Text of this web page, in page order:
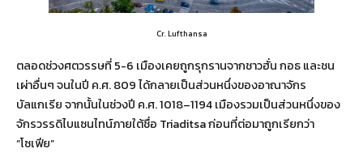
Cr. Lufthansa
ตลอดช่วงศตวรรษที่ 5-6 เมืองเคยถูกรุกรานจากชาวฮั่น กอธ และชน
เผ่าอื่นๆ จนในปี ค.ศ. 809 ได้กลายเป็นส่วนหนึ่งของอาณาจักร
บัลแกเรีย จากนั้นในช่วงปี ค.ศ. 1018–1194 เมืองรวมเป็นส่วนหนึ่งของ
จักรวรรดิไบแซนไทน์ภายใต้ชื่อ Triaditsa ก่อนที่ต่อมาถูกเรียกว่า
“โซเฟีย”